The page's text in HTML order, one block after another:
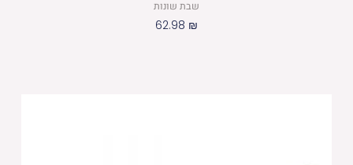
שבת שונות
62.98 ₪